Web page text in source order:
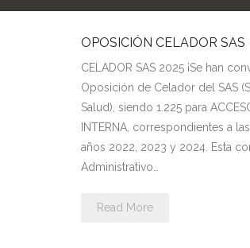
OPOSICIÓN CELADOR
CELADOR SAS 2025 ¡Se han
Oposición de Celador del SAS
Salud), siendo 1.225 para
INTERNA, correspondientes a
años 2022, 2023 y 2024. Esta
Administrativo…
Read More